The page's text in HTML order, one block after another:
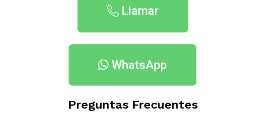
Llamar
WhatsApp
Preguntas Frecuentes